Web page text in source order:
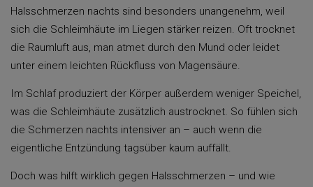
Halsschmerzen nachts sind besonders unangenehm, weil
sich die Schleimhäute im Liegen stärker reizen. Oft trocknet
die Raumluft aus, man atmet durch den Mund oder leidet
unter einem leichten Rückfluss von Magensäure.
Im Schlaf produziert der Körper außerdem weniger Speichel,
was die Schleimhäute zusätzlich austrocknet. So fühlen sich
die Schmerzen nachts intensiver an – auch wenn die
eigentliche Entzündung tagsüber kaum auffällt.
Doch was hilft wirklich gegen Halsschmerzen – und wie